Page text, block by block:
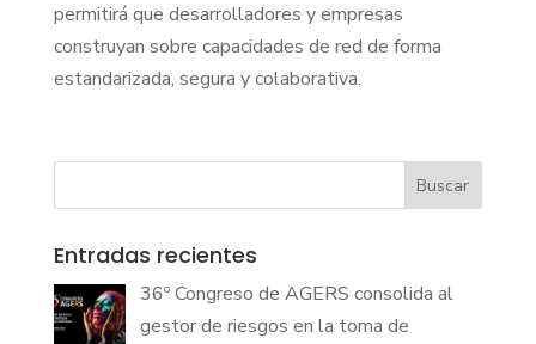
permitirá que desarrolladores y empresas
construyan sobre capacidades de red de forma
estandarizada, segura y colaborativa.
Buscar
Entradas recientes
36º Congreso de AGERS consolida al
gestor de riesgos en la toma de